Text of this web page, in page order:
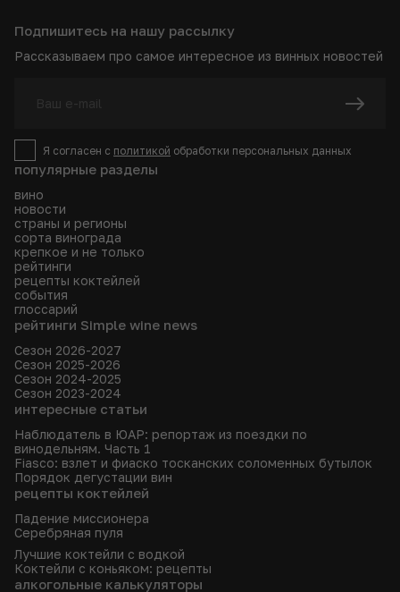
популярные разделы
вино
новости
страны и регионы
сорта винограда
крепкое и не только
рейтинги
рецепты коктейлей
события
глоссарий
рейтинги Simple wine news
Сезон 2026-2027
Сезон 2025-2026
Сезон 2024-2025
Сезон 2023-2024
интересные статьи
Наблюдатель в ЮАР: репортаж из поездки по
винодельням. Часть 1
Fiasco: взлет и фиаско тосканских соломенных бутылок
Порядок дегустации вин
рецепты коктейлей
Падение миссионера
Серебряная пуля
Лучшие коктейли с водкой
Коктейли с коньяком: рецепты
алкогольные калькуляторы
Подпишитесь на нашу рассылку
Рассказываем про самое интересное из винных новостей
Я согласен с политикой обработки персональных данных